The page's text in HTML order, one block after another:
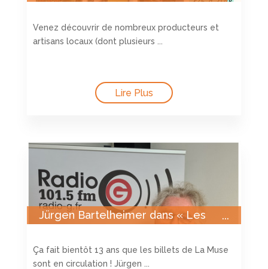
Venez découvrir de nombreux producteurs et
artisans locaux (dont plusieurs ...
Lire Plus
Jürgen Bartelheimer dans « Les
voies de l’éco » sur RadioG
Ça fait bientôt 13 ans que les billets de La Muse
sont en circulation ! Jürgen ...